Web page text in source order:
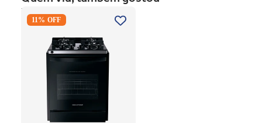
Fogão 4 Bocas Brastemp de
Embutir BYO4XAE Mesa
Fundido Dupla Chama Preto
11% OFF